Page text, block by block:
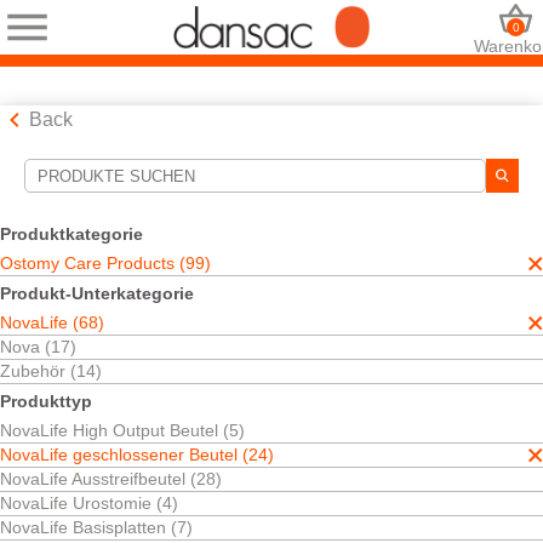
0
Back
Produktkategorie
Ostomy Care Products (99)
Produkt-Unterkategorie
NovaLife (68)
Nova (17)
Zubehör (14)
Produkttyp
NovaLife High Output Beutel (5)
NovaLife geschlossener Beutel (24)
NovaLife Ausstreifbeutel (28)
NovaLife Urostomie (4)
NovaLife Basisplatten (7)
Suchwerkzeuge
Ihre Auswahl:
Ostomy Care Products
NovaLife
NovaLife geschlossener Beutel
Ihre Auswahl hat24Ergebnisse ergeben
Sortieren nach: